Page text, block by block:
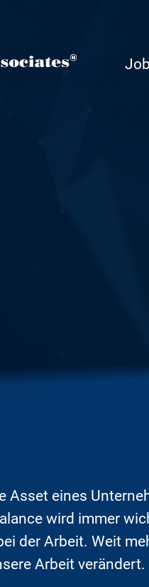
Asset eines
wird immer
der Arbeit. Weit
Arbeit verändert.